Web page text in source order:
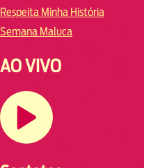
Respeita Minha História
Semana Maluca
AO VIVO